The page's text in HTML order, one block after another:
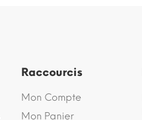
Raccourcis
Mon Compte
Mon Panier